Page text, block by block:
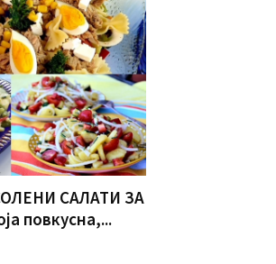
САЛАТИ ЗА
повкусна,...